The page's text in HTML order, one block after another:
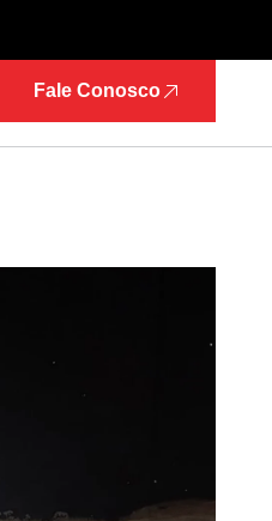
Fale Conosco